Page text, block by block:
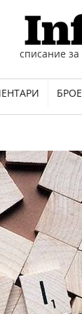
списание за